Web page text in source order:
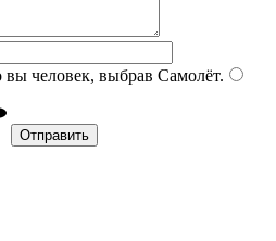
человек, выбрав Самолёт.